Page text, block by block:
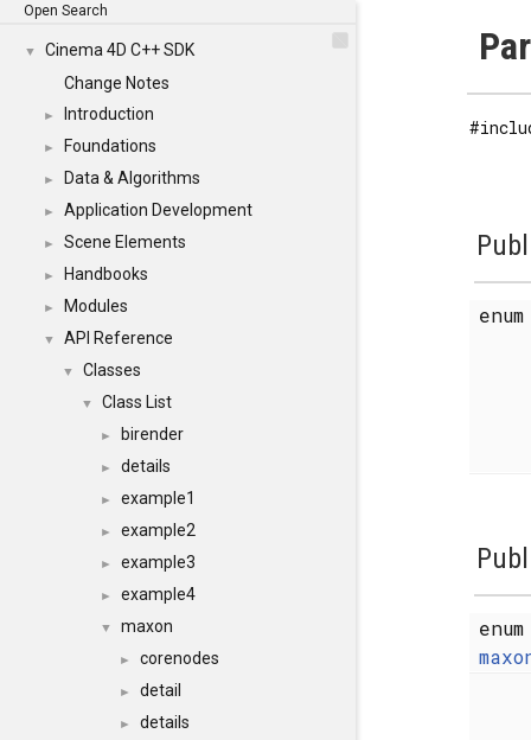
Open Search
▼
Cinema 4D C++ SDK
Change Notes
► Introduction
► Foundations
► Data & Algorithms
► Application Development
► Scene Elements
► Handbooks
► Modules
▼ API Reference
▼ Classes
▼ Class List
► birender
► details
► example1
► example2
► example3
► example4
▼ maxon
► corenodes
► detail
► details
enum